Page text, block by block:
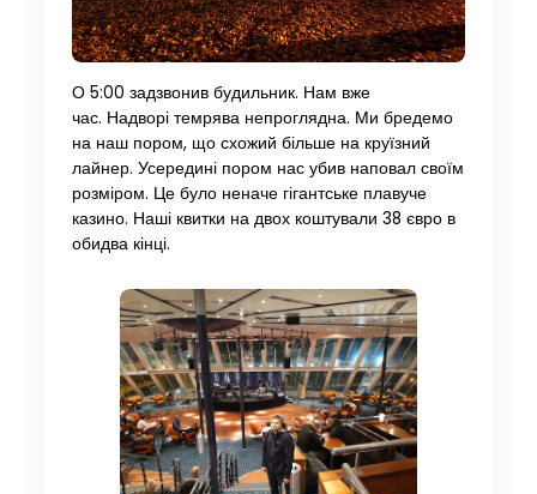
О 5:00 задзвонив будильник. Нам вже
час. Надворі темрява непроглядна. Ми бредемо
на наш пором, що схожий більше на круїзний
лайнер. Усередині пором нас убив наповал своїм
розміром. Це було неначе гігантське плавуче
казино. Наші квитки на двох коштували 38 євро в
обидва кінці.